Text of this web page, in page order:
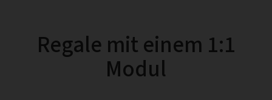
Regale mit einem 1:1
Modul